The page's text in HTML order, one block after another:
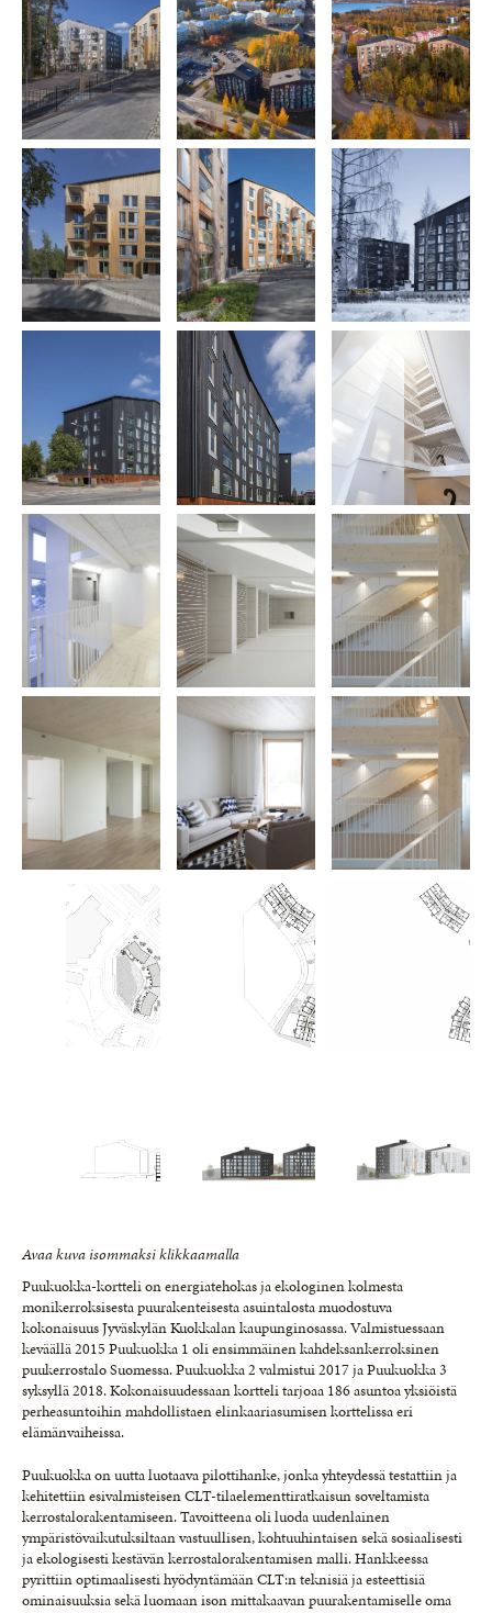
Avaa kuva isommaksi klikkaamalla
Puukuokka-kortteli on energiatehokas ja ekologinen kolmesta
monikerroksisesta puurakenteisesta asuintalosta muodostuva
kokonaisuus Jyväskylän Kuokkalan kaupunginosassa. Valmistuessaan
keväällä 2015 Puukuokka 1 oli ensimmäinen kahdeksankerroksinen
puukerrostalo Suomessa. Puukuokka 2 valmistui 2017 ja Puukuokka 3
syksyllä 2018. Kokonaisuudessaan kortteli tarjoaa 186 asuntoa yksiöistä
perheasuntoihin mahdollistaen elinkaariasumisen korttelissa eri
elämänvaiheissa.
Puukuokka on uutta luotaava pilottihanke, jonka yhteydessä testattiin ja
kehitettiin esivalmisteisen CLT-tilaelementtiratkaisun soveltamista
kerrostalorakentamiseen. Tavoitteena oli luoda uudenlainen
ympäristövaikutuksiltaan vastuullisen, kohtuuhintaisen sekä sosiaalisesti
ja ekologisesti kestävän kerrostalorakentamisen malli. Hankkeessa
pyrittiin optimaalisesti hyödyntämään CLT:n teknisiä ja esteettisiä
ominaisuuksia sekä luomaan ison mittakaavan puurakentamiselle oma